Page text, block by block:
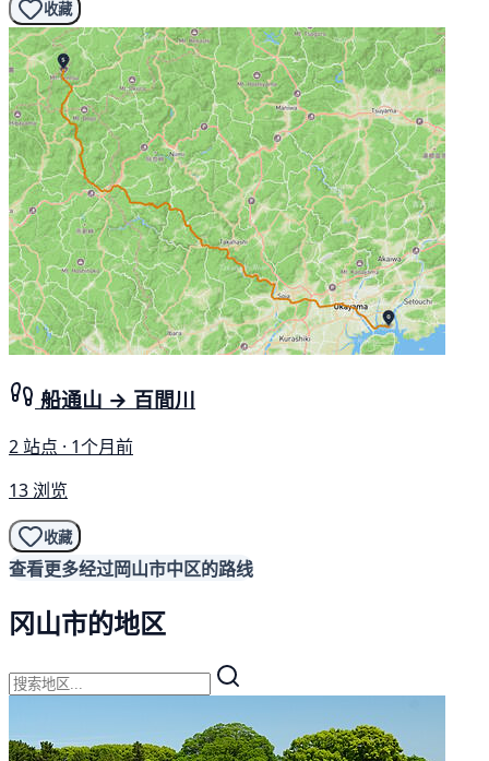
收藏
船通山 → 百間川
2 站点 · 1个月前
13 浏览
收藏
查看更多经过岡山市中区的路线
冈山市的地区